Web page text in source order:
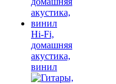
Hi-Fi,
домашняя
акустика,
винил